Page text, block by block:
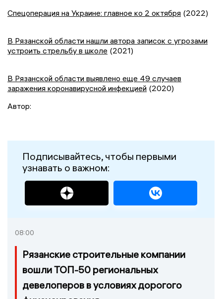
Спецоперация на Украине: главное ко 2 октября (2022)
В Рязанской области нашли автора записок с угрозами
устроить стрельбу в школе (2021)
В Рязанской области выявлено еще 49 случаев
заражения коронавирусной инфекцией (2020)
Автор:
Подписывайтесь, чтобы первыми
узнавать о важном:
08:00
Рязанские строительные компании
вошли ТОП-50 региональных
девелоперов в условиях дорогого